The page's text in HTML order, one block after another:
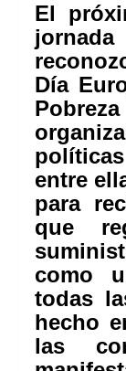
El
Día
entre
para
que
como
todas
hecho
las